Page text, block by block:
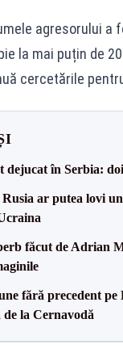
agresorului a
la mai puțin de
cercetările
dejucat în Serbia:
ar putea lovi
făcut de Adrian
fără precedent
de la Cernavodă